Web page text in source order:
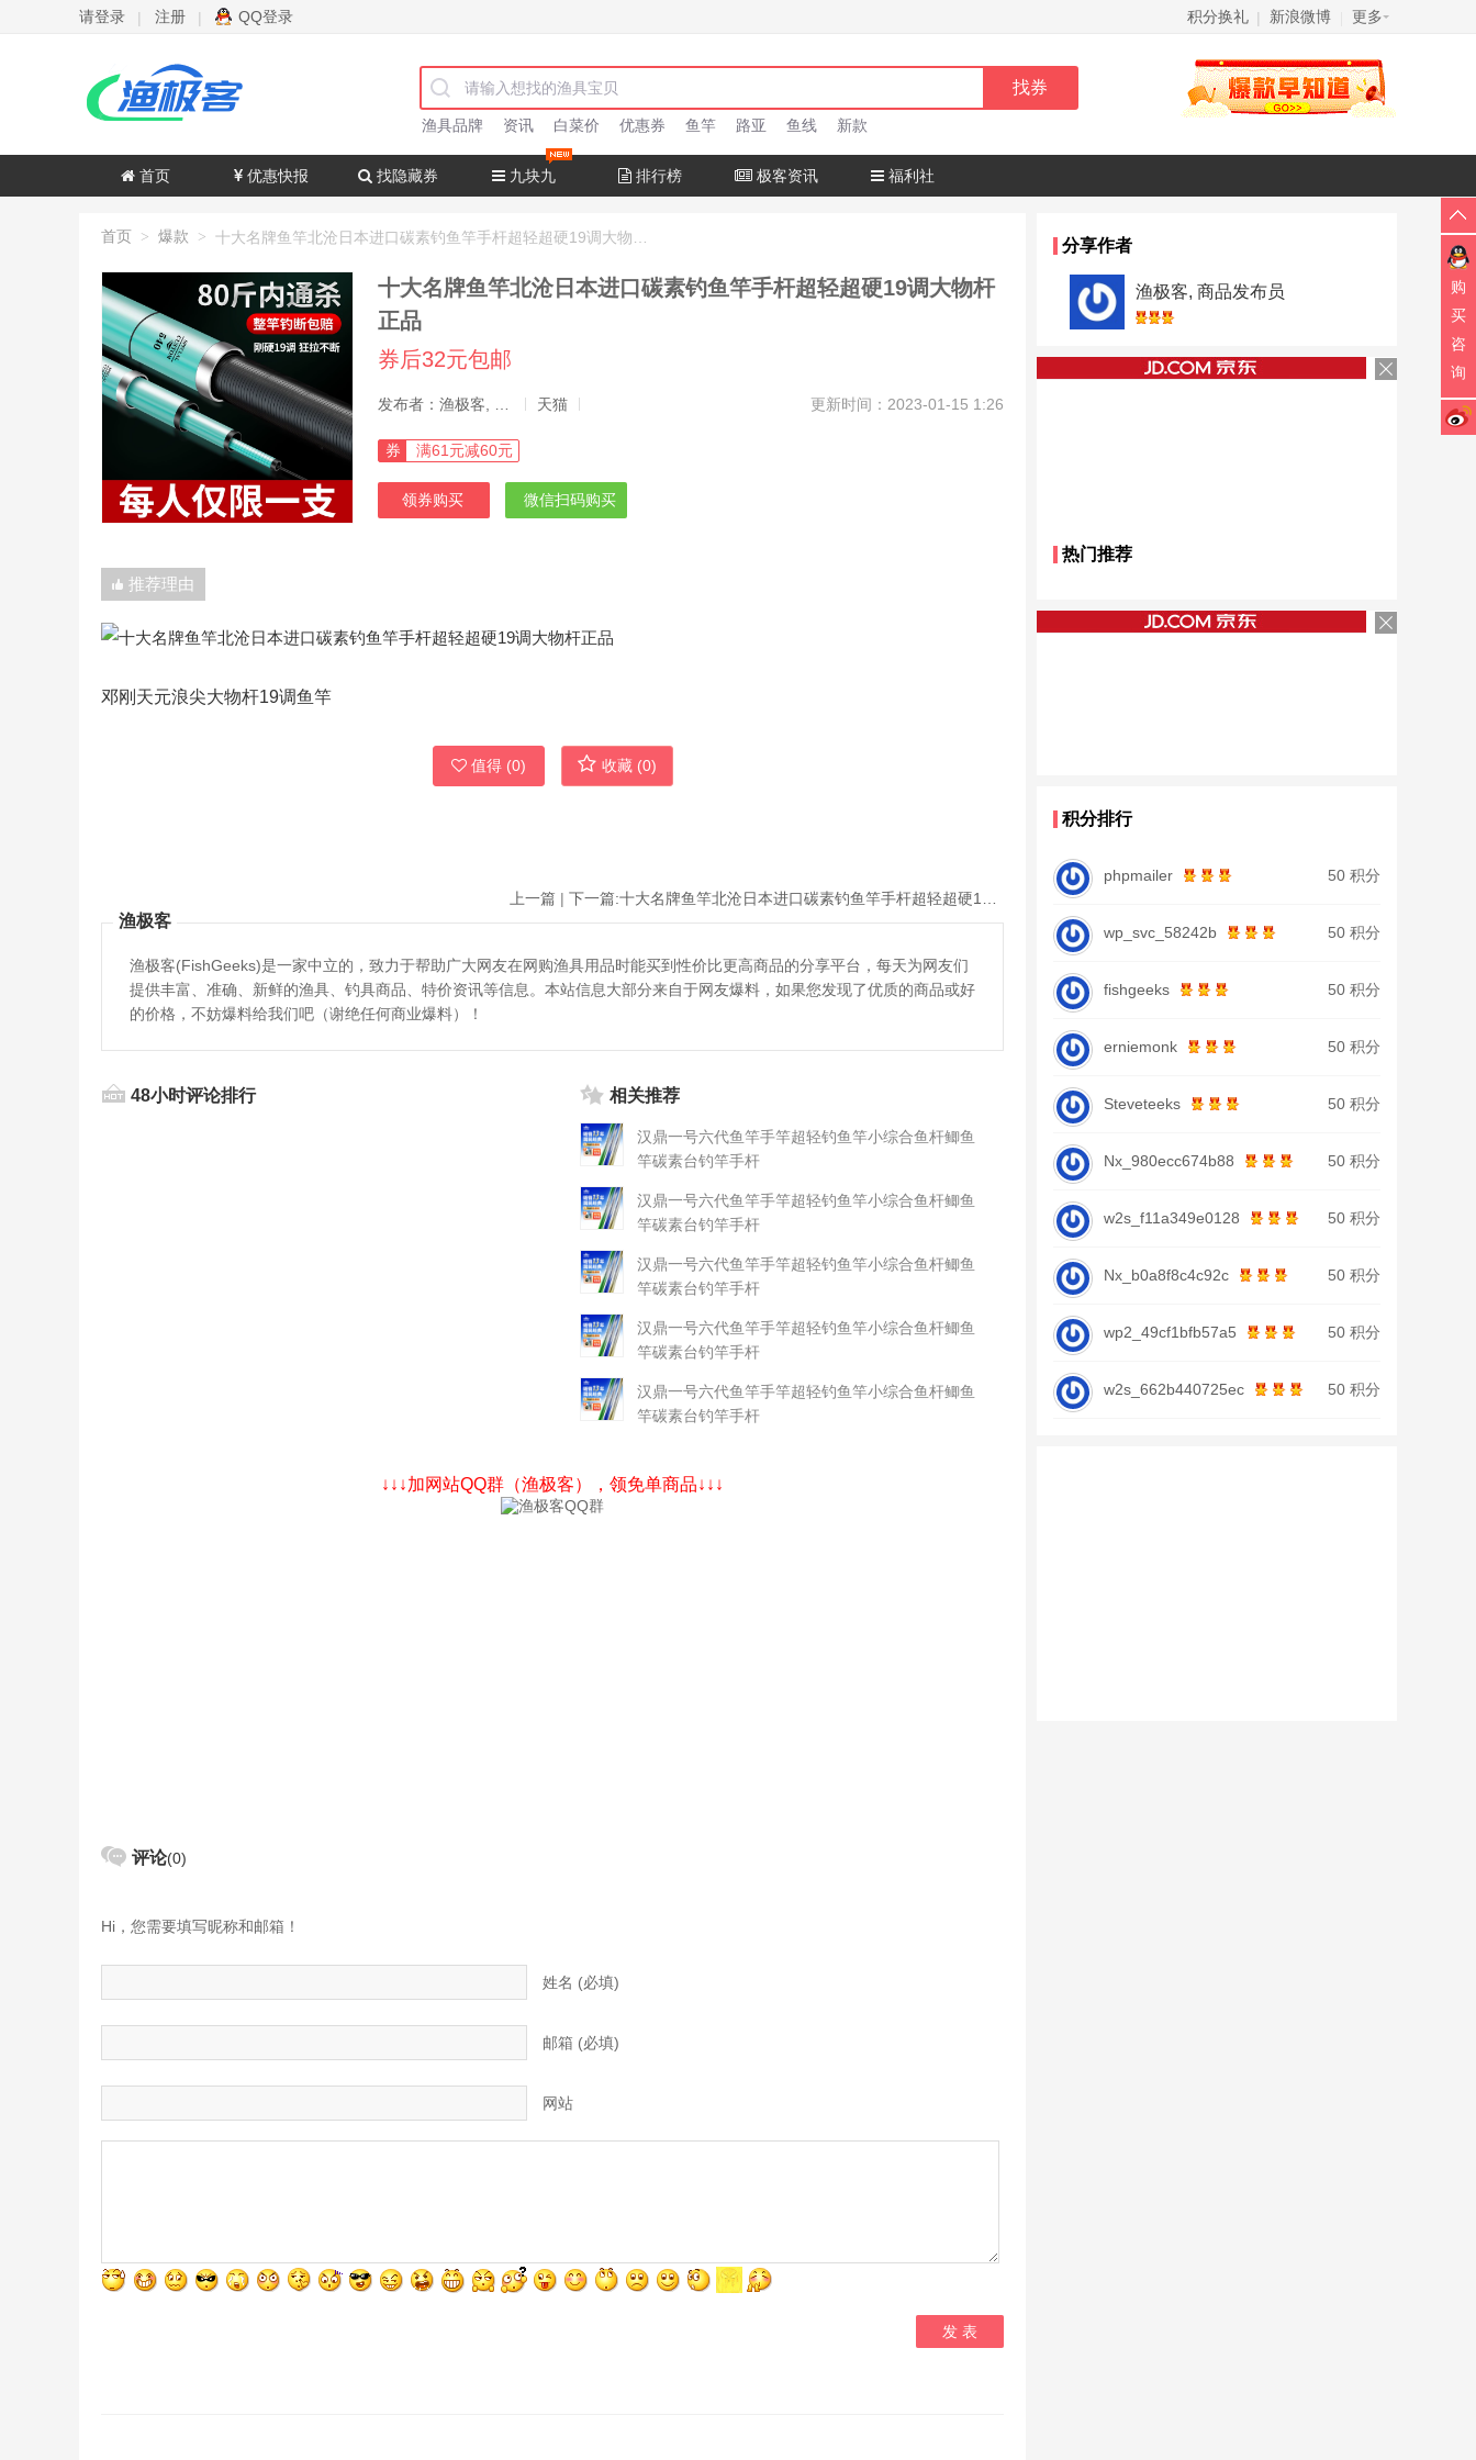
请登录 | 注册 | QQ登录 积分换礼 | 新浪微博 更多
渔具品牌 资讯 白菜价 优惠券 鱼竿 路亚 鱼线 新款
首页 优惠快报 找隐藏券 九块九 排行榜 极客资讯 福利社
首页 > 爆款 >
十大名牌鱼竿北沧日本进口碳素钓鱼竿手杆超轻超硬19调大物杆
正品
券后32元包邮
天猫 更新时间：2023-01-15 1:26
券 满61元减60元
领券购买 微信扫码购买
推荐理由
邓刚天元浪尖大物杆19调鱼竿
值得 (0) 收藏 (0)
上一篇 | 下一篇:
渔极客
渔极客(FishGeeks)是一家中立的，致力于帮助广大网友在网购渔具用品时能买到性价比更高商品的分享平台，每天为网友们
提供丰富、准确、新鲜的渔具、钓具商品、特价资讯等信息。本站信息大部分来自于网友爆料，如果您发现了优质的商品或好
的价格，不妨爆料给我们吧（谢绝任何商业爆料）！
48小时评论排行 相关推荐
汉鼎一号六代鱼竿手竿超轻钓鱼竿小综合鱼杆鲫鱼
竿碳素台钓竿手杆
汉鼎一号六代鱼竿手竿超轻钓鱼竿小综合鱼杆鲫鱼
竿碳素台钓竿手杆
汉鼎一号六代鱼竿手竿超轻钓鱼竿小综合鱼杆鲫鱼
竿碳素台钓竿手杆
汉鼎一号六代鱼竿手竿超轻钓鱼竿小综合鱼杆鲫鱼
竿碳素台钓竿手杆
汉鼎一号六代鱼竿手竿超轻钓鱼竿小综合鱼杆鲫鱼
竿碳素台钓竿手杆
↓↓↓加网站QQ群（渔极客），领免单商品↓↓↓
评论(0)
Hi，您需要填写昵称和邮箱！
姓名 (必填)
邮箱 (必填)
网站
分享作者
渔极客, 商品发布员
热门推荐
积分排行
phpmailer 50 积分
wp_svc_58242b 50 积分
fishgeeks 50 积分
erniemonk 50 积分
Steveteeks 50 积分
Nx_980ecc674b88 50 积分
w2s_f11a349e0128 50 积分
Nx_b0a8f8c4c92c 50 积分
wp2_49cf1bfb57a5 50 积分
w2s_662b440725ec 50 积分
购
买
咨
询